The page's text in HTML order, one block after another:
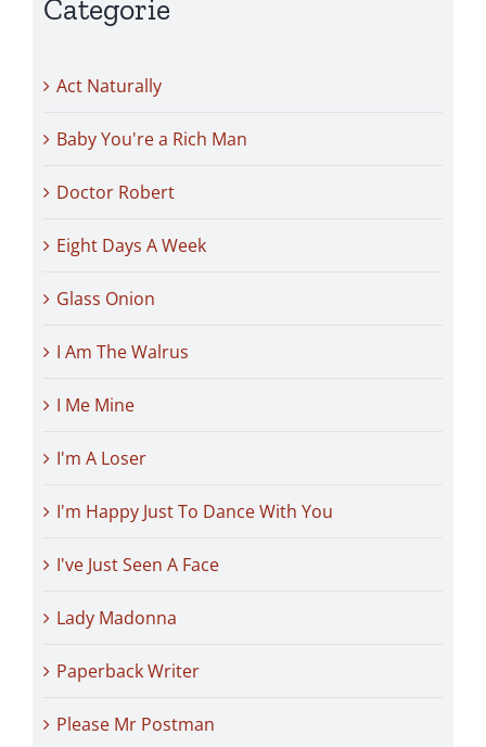
Categorie
Act Naturally
Baby You're a Rich Man
Doctor Robert
Eight Days A Week
Glass Onion
I Am The Walrus
I Me Mine
I'm A Loser
I'm Happy Just To Dance With You
I've Just Seen A Face
Lady Madonna
Paperback Writer
Please Mr Postman